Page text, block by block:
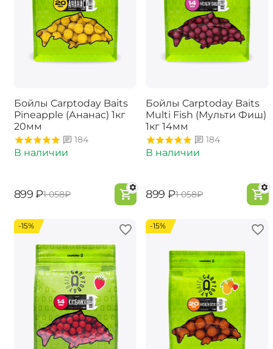
Бойлы Carptoday Baits
Pineapple (Ананас) 1кг
20мм
184
В наличии
‍899‍ ₽‍1 058‍₽
Бойлы Carptoday Baits
Multi Fish (Мульти Фиш)
1кг 14мм
184
В наличии
‍899‍ ₽‍1 058‍₽
-15% -15%